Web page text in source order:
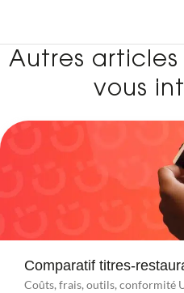
Autres
vous
Comparatif titres-
Coûts, frais, outils, conformité